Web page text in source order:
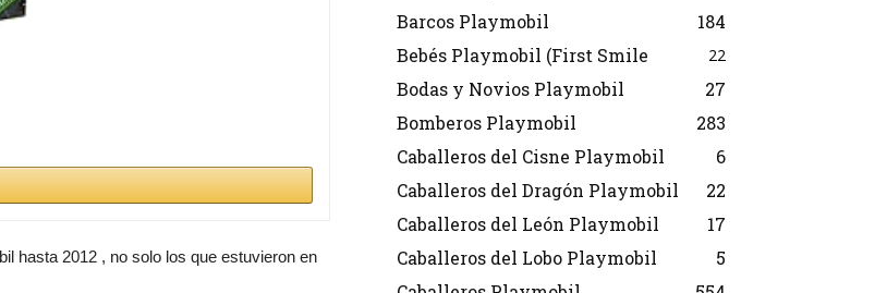
hasta 2012 , no solo los que estuvieron en
Barcos Playmobil
184
Bebés Playmobil (First Smile
22
Bodas y Novios Playmobil
27
Bomberos Playmobil
283
Caballeros del Cisne Playmobil
6
Caballeros del Dragón Playmobil
22
Caballeros del León Playmobil
17
Caballeros del Lobo Playmobil
5